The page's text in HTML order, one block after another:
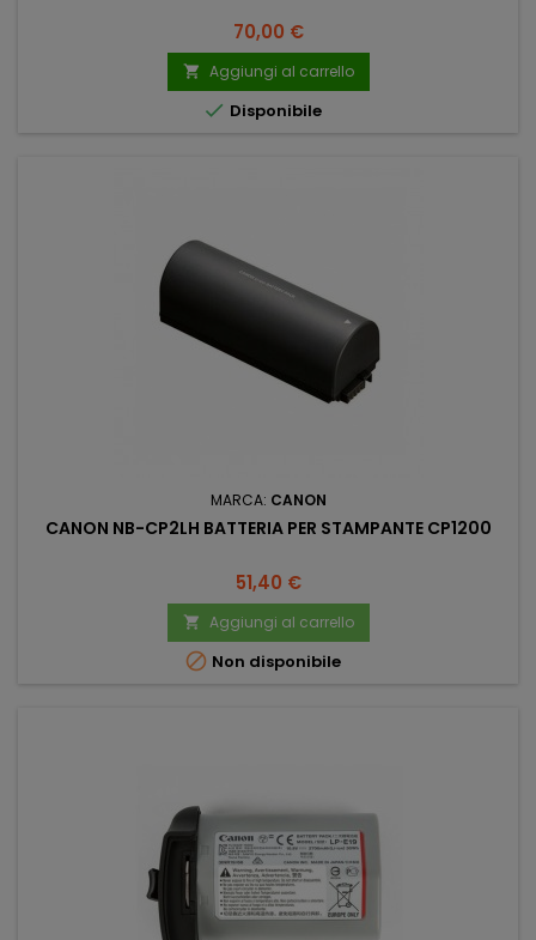
Prezzo
70,00 €
 Aggiungi al carrello
 Disponibile
MARCA: CANON
CANON NB-CP2LH BATTERIA PER STAMPANTE CP1200
Prezzo
51,40 €
 Aggiungi al carrello
 Non disponibile